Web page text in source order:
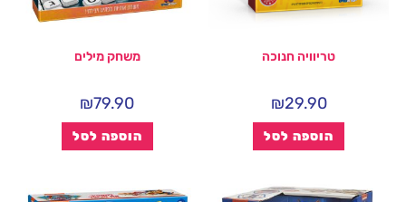
טריוויה חנוכה
₪29.90
הוספה לסל
משחק מילים
₪79.90
הוספה לסל